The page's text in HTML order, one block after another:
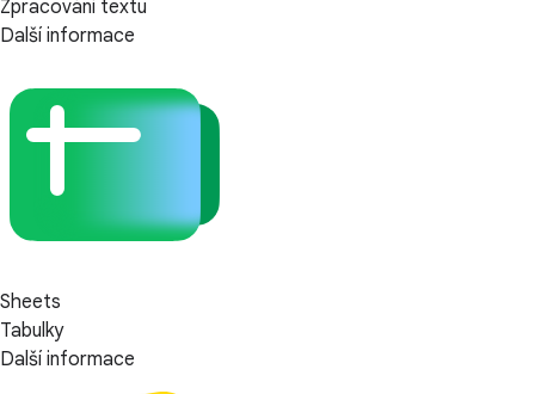
Zpracování textu
Další informace
Sheets
Tabulky
Další informace